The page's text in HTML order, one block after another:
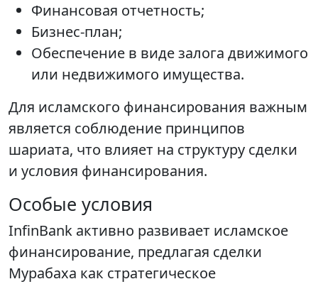
Финансовая отчетность;
Бизнес-план;
Обеспечение в виде залога движимого
или недвижимого имущества.
Для исламского финансирования важным
является соблюдение принципов
шариата, что влияет на структуру сделки
и условия финансирования.
Особые условия
InfinBank активно развивает исламское
финансирование, предлагая сделки
Мурабаха как стратегическое